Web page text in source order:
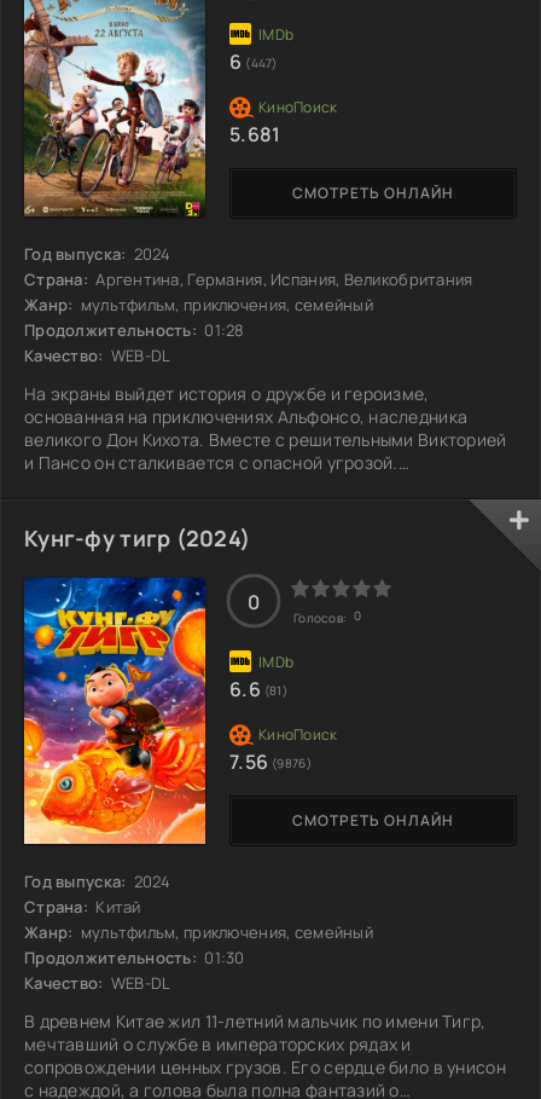
Год выпуска: 2024
Страна: Аргентина, Германия, Испания, Великобритания
Жанр: мультфильм, приключения, семейный
Продолжительность: 01:28
Качество: WEB-DL
На экраны выйдет история о дружбе и героизме,
основанная на приключениях Альфонсо, наследника
великого Дон Кихота. Вместе с решительными Викторией
и Пансо он сталкивается с опасной угрозой.
зловещим изобретателем Доном Карраско, угрожает
уничтожить их родной город. Под маской благих
намерений Карраско планирует разрушить всё до
основания и построить на этих руинах современный парк
развлечений. Однако жители, объединившись, не
собираются сдаваться.
СМОТРЕТЬ ОНЛАЙН
6 (447)
5.681
Кунг-фу тигр (2024)
Год выпуска: 2024
Страна: Китай
Жанр: мультфильм, приключения, семейный
Продолжительность: 01:30
Качество: WEB-DL
В древнем Китае жил 11-летний мальчик по имени Тигр,
мечтавший о службе в императорских рядах и
сопровождении ценных грузов. Его сердце било в унисон
с надеждой, а голова была полна фантазий о
СМОТРЕТЬ ОНЛАЙН
0
Голосов: 0
6.6 (81)
7.56 (9876)